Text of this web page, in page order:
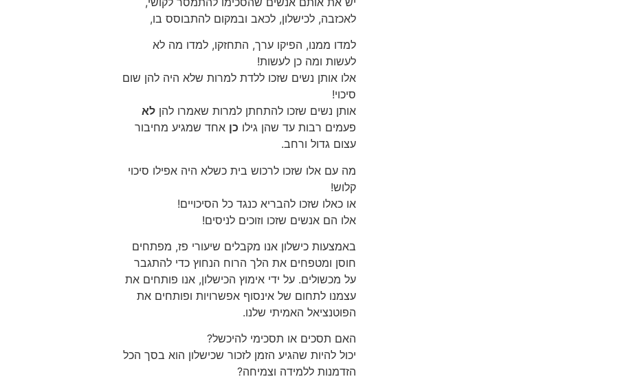
לאכזבה, לכישלון, לכאב ובמקום להתבוסס בו,
למדו ממנו, הפיקו ערך, התחזקו, למדו מה לא
לעשות ומה כן לעשות!
אלו אותן נשים שזכו ללדת למרות שלא היה להן שום
סיכוי!
אותן נשים שזכו להתחתן למרות שאמרו להן לא
פעמים רבות עד שהן גילו כן אחד שמגיע מחיבור
עצום גדול ורחב.
מה עם אלו שזכו לרכוש בית כשלא היה אפילו סיכוי
קלוש!
או כאלו שזכו להבריא כנגד כל הסיכויים!
אלו הם אנשים שזכו וזוכים לניסים!
באמצעות כישלון אנו מקבלים שיעורי פז, מפתחים
חוסן ומטפחים את הלך הרוח הנחוץ כדי להתגבר
על מכשולים. על ידי אימוץ הכישלון, אנו פותחים את
עצמנו לתחום של אינסוף אפשרויות ופותחים את
הפוטנציאל האמיתי שלנו.
האם תסכים או תסכימי להיכשל?
יכול להיות שהגיע הזמן לזכור שכישלון הוא בסך הכל
הזדמנות ללמידה וצמיחה?